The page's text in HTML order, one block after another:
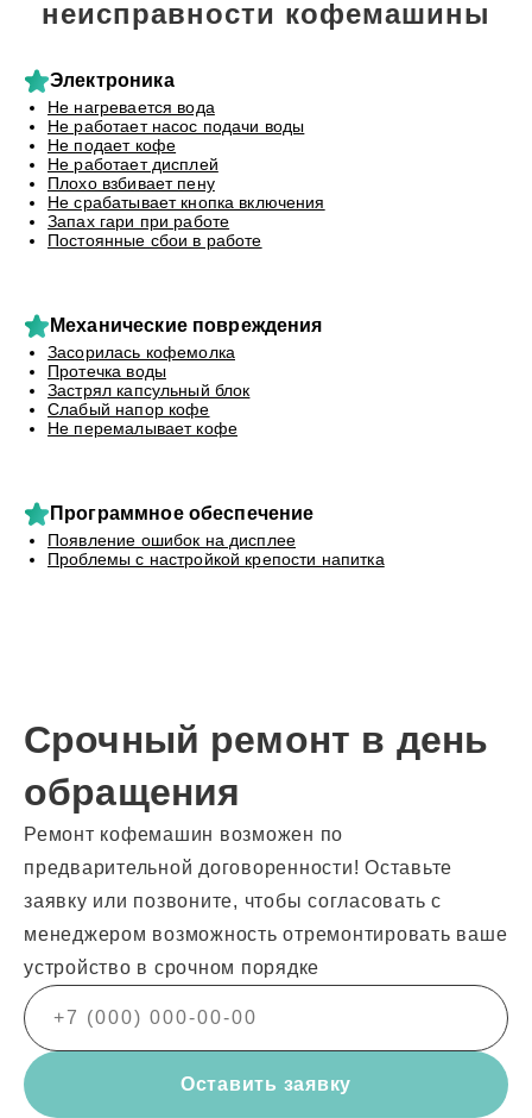
неисправности кофемашины
Электроника
Не нагревается вода
Не работает насос подачи воды
Не подает кофе
Не работает дисплей
Плохо взбивает пену
Не срабатывает кнопка включения
Запах гари при работе
Постоянные сбои в работе
Механические повреждения
Засорилась кофемолка
Протечка воды
Застрял капсульный блок
Слабый напор кофе
Не перемалывает кофе
Программное обеспечение
Появление ошибок на дисплее
Проблемы с настройкой крепости напитка
Срочный ремонт в день
обращения
Ремонт кофемашин возможен по
предварительной договоренности! Оставьте
заявку или позвоните, чтобы согласовать с
менеджером возможность отремонтировать ваше
устройство в срочном порядке
Оставить заявку